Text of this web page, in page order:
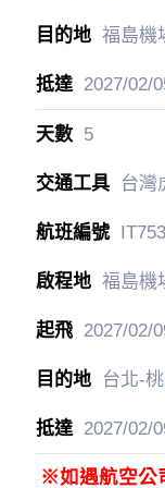
福島機
2027/02/
5
台灣
IT753
福島機
2027/02/
台北-
2027/02/
※如遇航空公